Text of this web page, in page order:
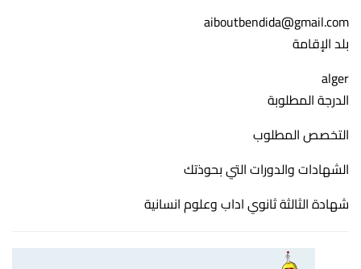
aiboutbendida@gmail.com
بلد الإقامة
alger
الدرجة المطلوبة
التخصص المطلوب
الشهادات والدورات التي بحوذتك
شهادة الثالثة ثانوي اداب وعلوم انسانية